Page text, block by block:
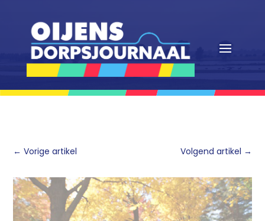
←Vorige artikel Volgend artikel →